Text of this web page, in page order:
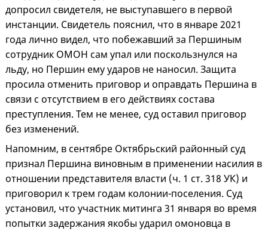
допросил свидетеля, не выступавшего в первой
инстанции. Свидетель пояснил, что в январе 2021
года лично видел, что побежавший за Першиным
сотрудник ОМОН сам упал или поскользнулся на
льду, но Першин ему ударов не наносил. Защита
просила отменить приговор и оправдать Першина в
связи с отсутствием в его действиях состава
преступления. Тем не менее, суд оставил приговор
без изменений.
Напомним, в сентябре Октябрьский районный суд
признал Першина виновным в применении насилия в
отношении представителя власти (ч. 1 ст. 318 УК) и
приговорил к трем годам колонии-поселения. Суд
установил, что участник митинга 31 января во время
попытки задержания якобы ударил омоновца в